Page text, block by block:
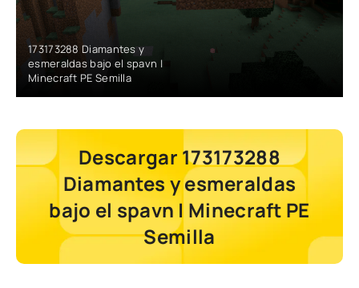
173173288 Diamantes y
esmeraldas bajo el spavn |
Minecraft PE Semilla
Descargar 173173288
Diamantes y esmeraldas
bajo el spavn | Minecraft PE
Semilla